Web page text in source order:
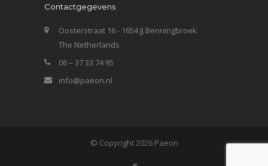
Contactgegevens
Oosterstraat 16 - 1654 JJ Benningbroek
The Netherlands
06 – 37 33 74 95
info@paeon.nl
© Copyright 2026 Paeon